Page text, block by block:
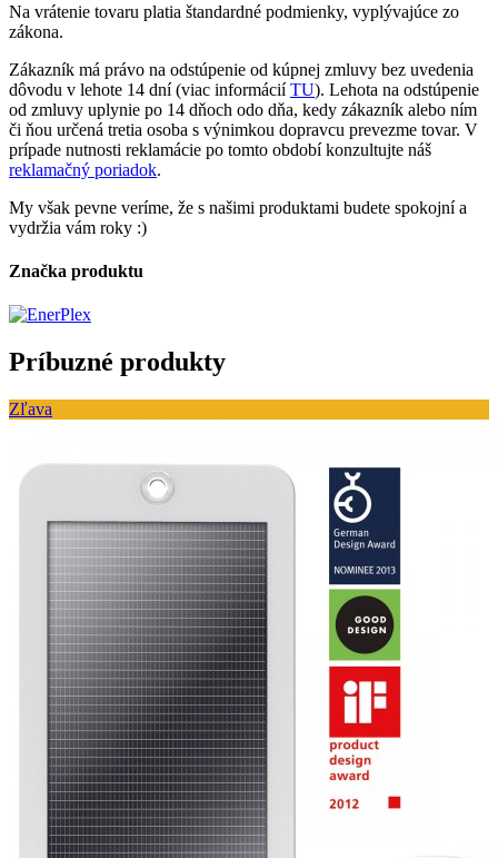
Na vrátenie tovaru platia štandardné podmienky, vyplývajúce zo
zákona.
Zákazník má právo na odstúpenie od kúpnej zmluvy bez uvedenia
dôvodu v lehote 14 dní (viac informáciíTU). Lehota na odstúpenie
od zmluvy uplynie po 14 dňoch odo dňa, kedy zákazník alebo ním
či ňou určená tretia osoba s výnimkou dopravcu prevezme tovar. V
prípade nutnosti reklamácie po tomto období konzultujte náš
reklamačný poriadok.
My však pevne veríme, že s našimi produktami budete spokojní a
vydržia vám roky :)
Značka produktu
Príbuzné produkty
Zľava